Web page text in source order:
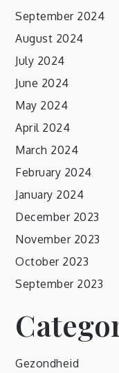
September 2024
August 2024
July 2024
June 2024
May 2024
April 2024
March 2024
February 2024
January 2024
December 2023
November 2023
October 2023
September 2023
Gezondheid